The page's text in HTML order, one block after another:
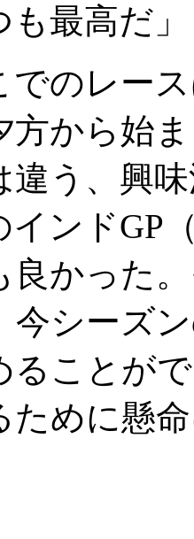
最高だ」
でのレー
方から始
違う、興
インドGP
良かった
今シーズ
ることが
ために懸